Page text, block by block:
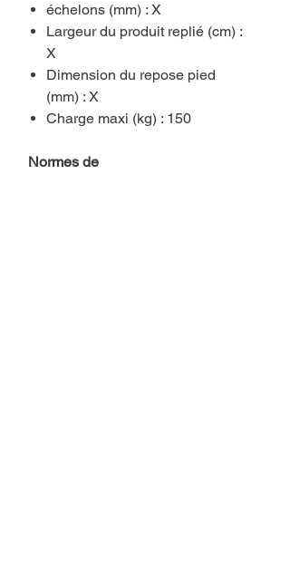
échelons (mm) : X
Largeur du produit replié (cm) :
X
Dimension du repose pied
(mm) : X
Charge maxi (kg) : 150
Normes de